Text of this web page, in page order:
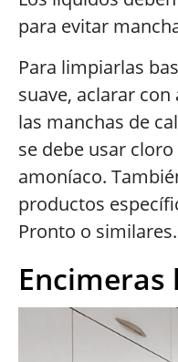
para evitar
Para limpiarlas
suave, aclarar con
las manchas de
se debe usar
amoníaco.
productos
Pronto o similares.